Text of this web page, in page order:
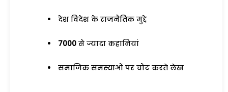
देश विदेश के राजनैतिक मुद्दे
7000 से ज्यादा कहानियां
समाजिक समस्याओं पर चोट करते लेख